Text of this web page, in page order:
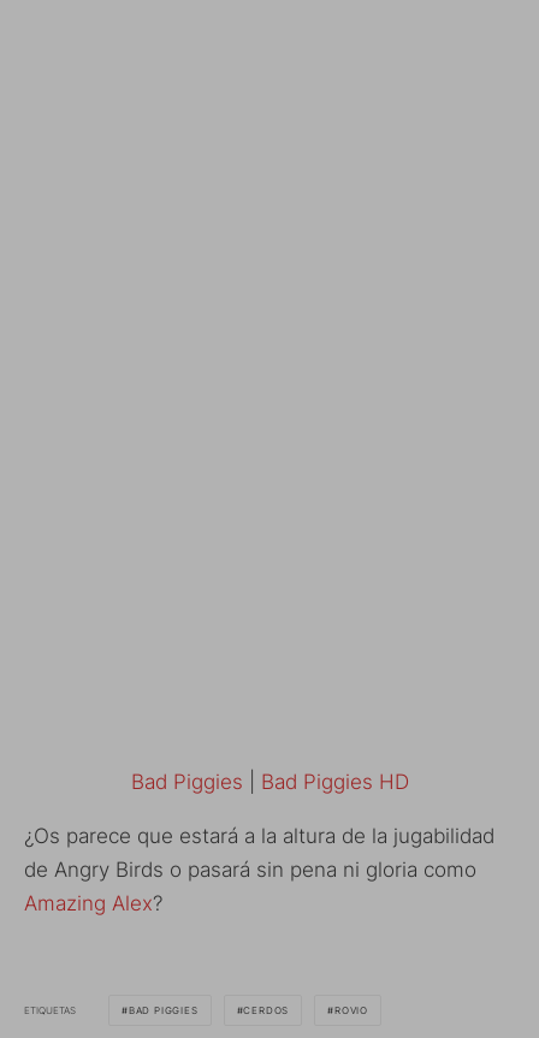
Bad Piggies Bad Piggies HD
¿Os parece que estará a la altura de la jugabilidad
de Angry Birds o pasará sin pena ni gloria como
Amazing Alex?
ETIQUETAS BAD PIGGIES CERDOS ROVIO